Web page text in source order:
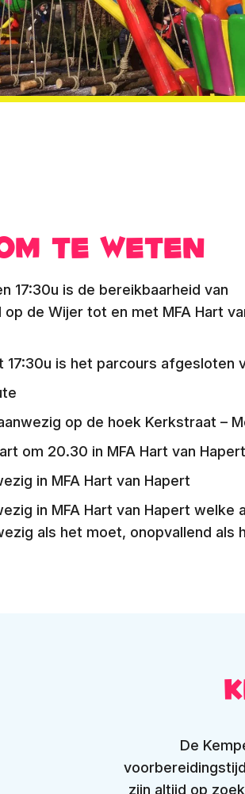
te weten
17:30u is de bereikbaarheid van
de Wijer tot en met MFA Hart
17:30u is het parcours afgesloten
op de hoek Kerkstraat –
om 20.30 in MFA Hart van Hapert
in MFA Hart van Hapert
in MFA Hart van Hapert welke
als het moet, onopvallend als
De
zijn altijd op